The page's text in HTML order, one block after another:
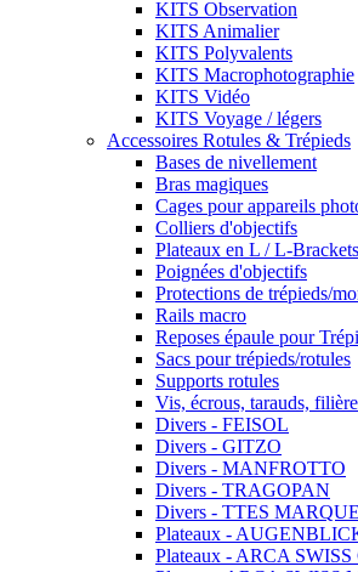
KITS Observation
KITS Animalier
KITS Polyvalents
KITS Macrophotographie
KITS Vidéo
KITS Voyage / légers
Accessoires Rotules & Trépieds
Bases de nivellement
Bras magiques
Cages pour appareils
Colliers d'objectifs
Plateaux en L / L-Brackets
Poignées d'objectifs
Protections de trépieds/
Rails macro
Reposes épaule pour
Sacs pour trépieds/rotules
Supports rotules
Vis, écrous, tarauds,
Divers - FEISOL
Divers - GITZO
Divers - MANFROTTO
Divers - TRAGOPAN
Divers - TTES
Plateaux -
Plateaux - ARCA SWISS